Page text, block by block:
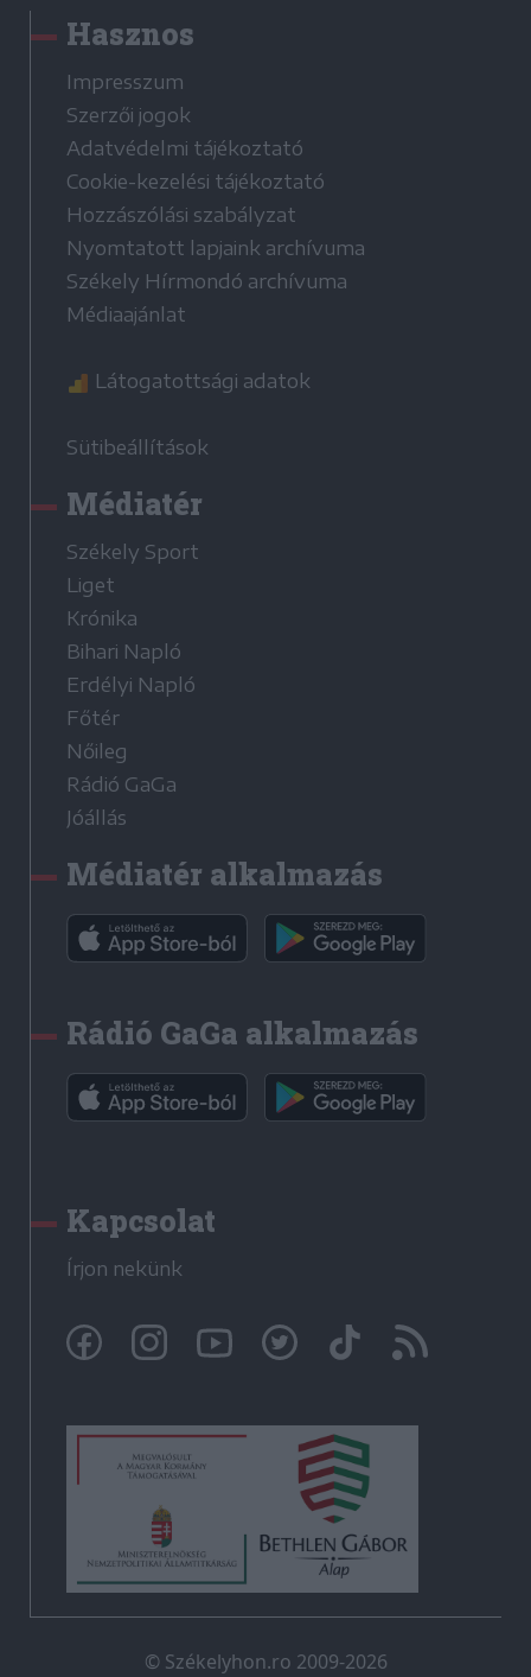
Hasznos
Impresszum
Szerzői jogok
Adatvédelmi tájékoztató
Cookie-kezelési tájékoztató
Hozzászólási szabályzat
Nyomtatott lapjaink archívuma
Székely Hírmondó archívuma
Médiaajánlat
Látogatottsági adatok
Sütibeállítások
Médiatér
Székely Sport
Liget
Krónika
Bihari Napló
Erdélyi Napló
Főtér
Nőileg
Rádió GaGa
Jóállás
Médiatér alkalmazás
Rádió GaGa alkalmazás
Kapcsolat
Írjon nekünk
© Székelyhon.ro 2009-2026